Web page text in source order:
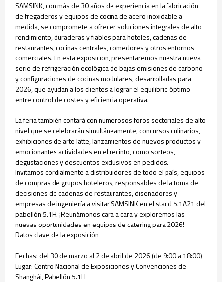
SAMSINK, con más de 30 años de experiencia en la fabricación
de fregaderos y equipos de cocina de acero inoxidable a
medida, se compromete a ofrecer soluciones integrales de alto
rendimiento, duraderas y fiables para hoteles, cadenas de
restaurantes, cocinas centrales, comedores y otros entornos
comerciales. En esta exposición, presentaremos nuestra nueva
serie de refrigeración ecológica de bajas emisiones de carbono
y configuraciones de cocinas modulares, desarrolladas para
2026, que ayudan a los clientes a lograr el equilibrio óptimo
entre control de costes y eficiencia operativa.
La feria también contará con numerosos foros sectoriales de alto
nivel que se celebrarán simultáneamente, concursos culinarios,
exhibiciones de arte latte, lanzamientos de nuevos productos y
emocionantes actividades en el recinto, como sorteos,
degustaciones y descuentos exclusivos en pedidos.
Invitamos cordialmente a distribuidores de todo el país, equipos
de compras de grupos hoteleros, responsables de la toma de
decisiones de cadenas de restaurantes, diseñadores y
empresas de ingeniería a visitar SAMSINK en el stand 5.1A21 del
pabellón 5.1H. ¡Reunámonos cara a cara y exploremos las
nuevas oportunidades en equipos de catering para 2026!
Datos clave de la exposición
Fechas: del 30 de marzo al 2 de abril de 2026 (de 9:00 a 18:00)
Lugar: Centro Nacional de Exposiciones y Convenciones de
Shanghái, Pabellón 5.1H